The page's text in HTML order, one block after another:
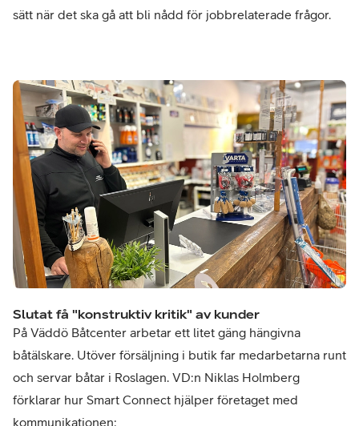
sätt när det ska gå att bli nådd för jobbrelaterade frågor.
Slutat få "konstruktiv kritik" av kunder
På Väddö Båtcenter arbetar ett litet gäng hängivna
båtälskare. Utöver försäljning i butik far medarbetarna runt
och servar båtar i Roslagen. VD:n Niklas Holmberg
förklarar hur Smart Connect hjälper företaget med
kommunikationen: